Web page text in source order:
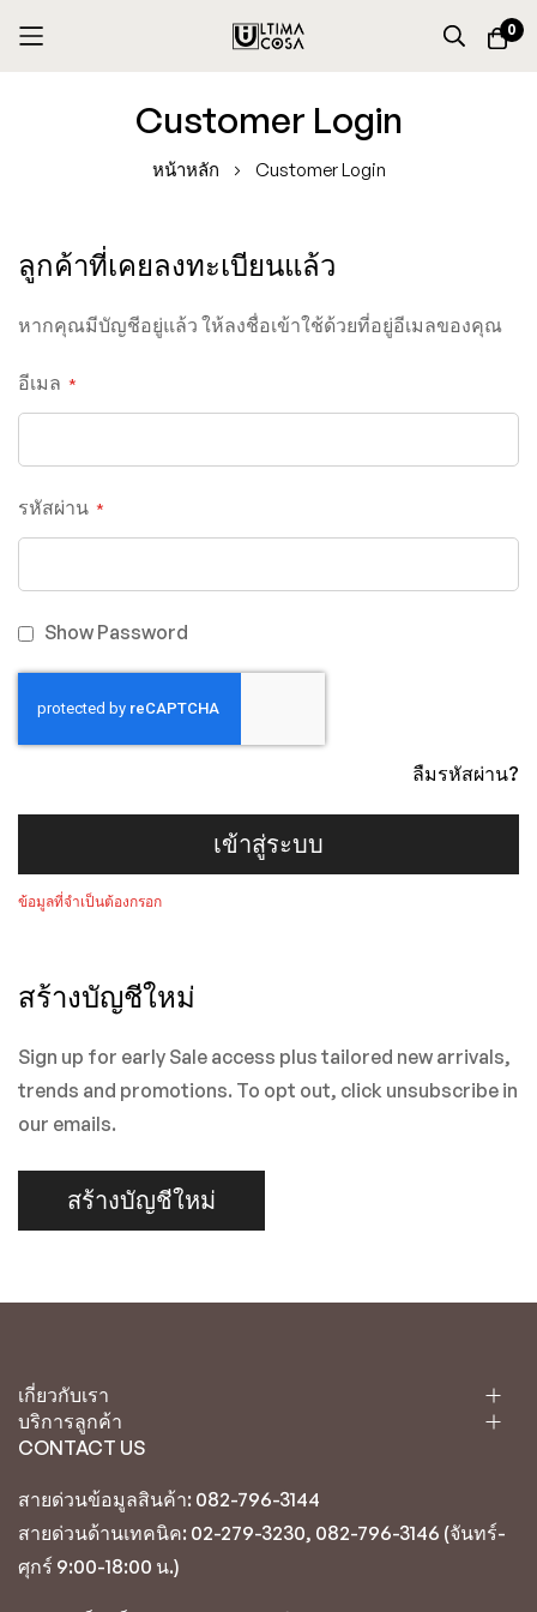
0
Customer Login
หน้าหลัก Customer Login
ลูกค้าที่เคยลงทะเบียนแล้ว
หากคุณมีบัญชีอยู่แล้ว ให้ลงชื่อเข้าใช้ด้วยที่อยู่อีเมลของคุณ
อีเมล
รหัสผ่าน
Show Password
เข้าสู่ระบบ
ลืมรหัสผ่าน?
สร้างบัญชีใหม่
Sign up for early Sale access plus tailored new arrivals,
trends and promotions. To opt out, click unsubscribe in
our emails.
สร้างบัญชีใหม่
เกี่ยวกับเรา
บริการลูกค้า
CONTACT US
สายด่วนข้อมูลสินค้า: 082-796-3144
สายด่วนด้านเทคนิค: 02-279-3230, 082-796-3146 (จันทร์-
ศุกร์ 9:00-18:00 น.)